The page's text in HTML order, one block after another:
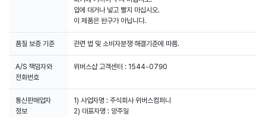
입에 대거나 넣고 빨지 마십시오.
이 제품은 완구가 아닙니다.
품질 보증 기준 관련 법 및 소비자분쟁 해결기준에 따름.
A/S 책임자와
전화번호
위버스샵 고객센터 : 1544-0790
통신판매업자
정보
1) 사업자명 : 주식회사 위버스컴퍼니
2) 대표자명 : 양주일